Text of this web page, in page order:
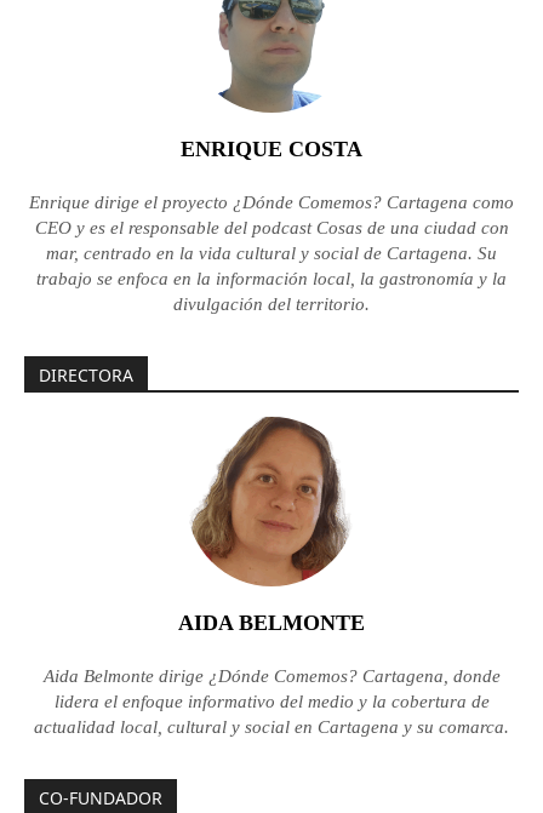
ENRIQUE COSTA
Enrique dirige el proyecto ¿Dónde Comemos? Cartagena como
CEO y es el responsable del podcast Cosas de una ciudad con
mar, centrado en la vida cultural y social de Cartagena. Su
trabajo se enfoca en la información local, la gastronomía y la
divulgación del territorio.
DIRECTORA
AIDA BELMONTE
Aida Belmonte dirige ¿Dónde Comemos? Cartagena, donde
lidera el enfoque informativo del medio y la cobertura de
actualidad local, cultural y social en Cartagena y su comarca.
CO-FUNDADOR